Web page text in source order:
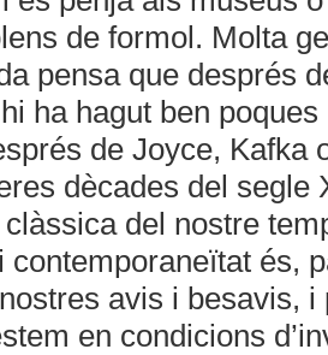
de formol. Molta
pensa que després
ha hagut ben
de Joyce, Kafka
dècades del segle
del nostre
contemporaneïtat és,
avis i besavis, i
en condicions